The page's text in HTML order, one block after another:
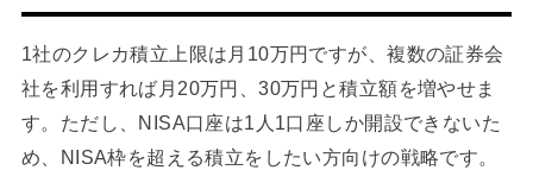
1社のクレカ積立上限は月10万円ですが、複数の証券会
社を利用すれば月20万円、30万円と積立額を増やせま
す。ただし、NISA口座は1人1口座しか開設できないた
め、NISA枠を超える積立をしたい方向けの戦略です。